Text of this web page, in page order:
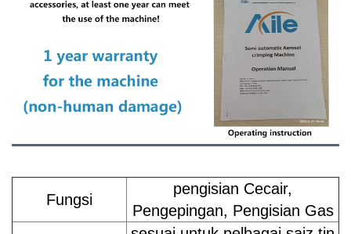
Fungsi
pengisian Cecair,
Pengepingan, Pengisian Gas